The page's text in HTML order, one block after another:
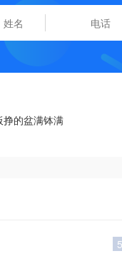
挣的盆满钵满
5